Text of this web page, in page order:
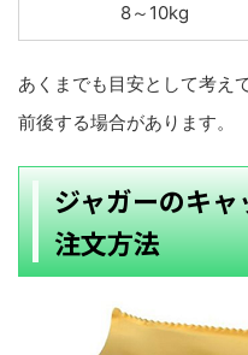
8～10kg
あくまでも目安として考え
前後する場合があります。
ジャガーのキ
注文方法